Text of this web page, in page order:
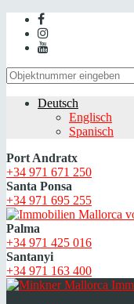
Deutsch
Englisch
Spanisch
Port Andratx
+34 971 671 250
Santa Ponsa
+34 971 695 255
Palma
+34 971 425 016
Santanyi
+34 971 163 400